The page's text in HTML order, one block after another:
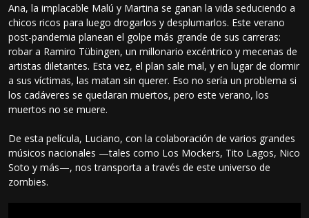
Ana, la implacable Malú y Martina se ganan la vida seduciendo a
chicos ricos para luego drogarlos y desplumarlos. Este verano
post-pandemia planean el golpe más grande de sus carreras:
robar a Ramiro Tübingen, un millonario excéntrico y mecenas de
artistas diletantes. Esta vez, el plan sale mal, y en lugar de dormir
a sus víctimas, las matan sin querer. Eso no sería un problema si
los cadáveres se quedaran muertos, pero este verano, los
muertos no se muere.
De esta película, Luciano, con la colaboración de varios grandes
músicos nacionales —tales como Los Mockers, Tito Lagos, Nico
Soto y más—, nos transporta a través de este universo de
zombies.